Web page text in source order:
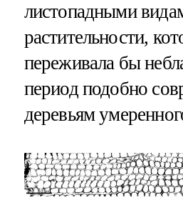
листопадными
растительности,
переживала бы
период подобно
деревьям